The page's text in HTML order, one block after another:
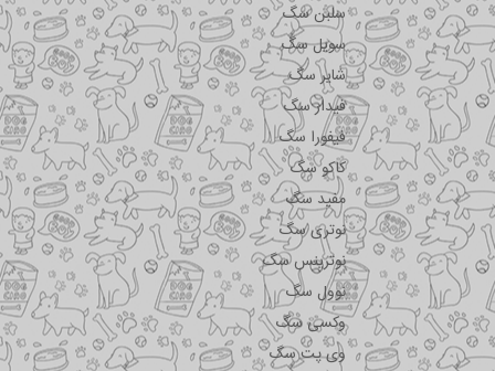
سلبن سگ
سویل سگ
شایر سگ
فیدار سگ
فیفورا سگ
کاکو سگ
مفید سگ
نوتری سگ
نوترینس سگ
نوول سگ
وکسی سگ
وی پت سگ